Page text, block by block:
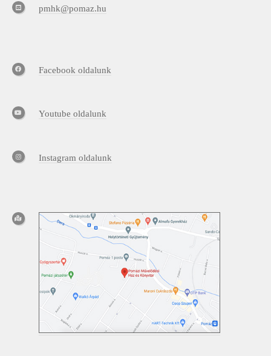
pmhk@pomaz.hu
Facebook oldalunk
Youtube oldalunk
Instagram oldalunk